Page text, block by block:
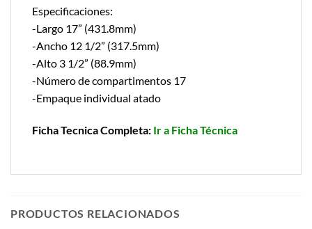
Especificaciones:
-Largo 17” (431.8mm)
-Ancho 12 1/2” (317.5mm)
-Alto 3 1/2” (88.9mm)
-Número de compartimentos 17
-Empaque individual atado
Ficha Tecnica Completa: Ir a Ficha Técnica
PRODUCTOS RELACIONADOS